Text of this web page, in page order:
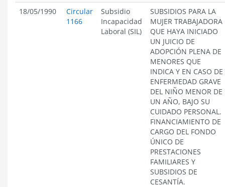
18/05/1990
Circular
1166
Subsidio
Incapacidad
Laboral (SIL)
SUBSIDIOS PARA LA
MUJER TRABAJADORA
QUE HAYA INICIADO
UN JUICIO DE
ADOPCIÓN PLENA DE
MENORES QUE
INDICA Y EN CASO DE
ENFERMEDAD GRAVE
DEL NIÑO MENOR DE
UN AÑO, BAJO SU
CUIDADO PERSONAL.
FINANCIAMIENTO DE
CARGO DEL FONDO
ÚNICO DE
PRESTACIONES
FAMILIARES Y
SUBSIDIOS DE
CESANTÍA.